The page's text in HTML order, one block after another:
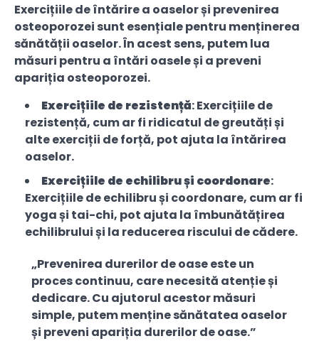
Exercițiile de întărire a oaselor și prevenirea
osteoporozei sunt esențiale pentru menținerea
sănătății oaselor. În acest sens, putem lua
măsuri pentru a întări oasele și a preveni
apariția osteoporozei.
Exercițiile de rezistență: Exercițiile de
rezistență, cum ar fi ridicatul de greutăți și
alte exerciții de forță, pot ajuta la întărirea
oaselor.
Exercițiile de echilibru și coordonare:
Exercițiile de echilibru și coordonare, cum ar fi
yoga și tai-chi, pot ajuta la îmbunătățirea
echilibrului și la reducerea riscului de cădere.
„Prevenirea durerilor de oase este un
proces continuu, care necesită atenție și
dedicare. Cu ajutorul acestor măsuri
simple, putem menține sănătatea oaselor
și preveni apariția durerilor de oase.”